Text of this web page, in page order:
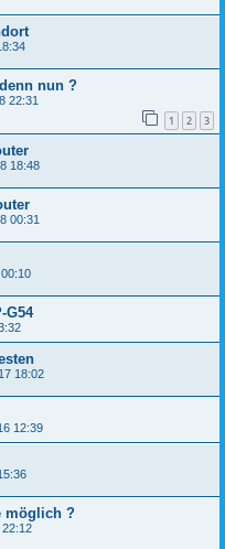
nun ?
22:31
1 2 3
18:48
00:31
G54
18:02
12:39
möglich ?
22:12